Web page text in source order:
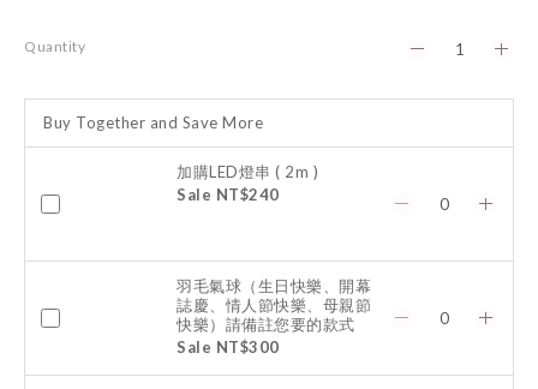
Quantity
Buy Together and Save More
加購LED燈串 ( 2m )
Sale NT$240
羽毛氣球（生日快樂、開幕
誌慶、情人節快樂、母親節
快樂）請備註您要的款式
Sale NT$300